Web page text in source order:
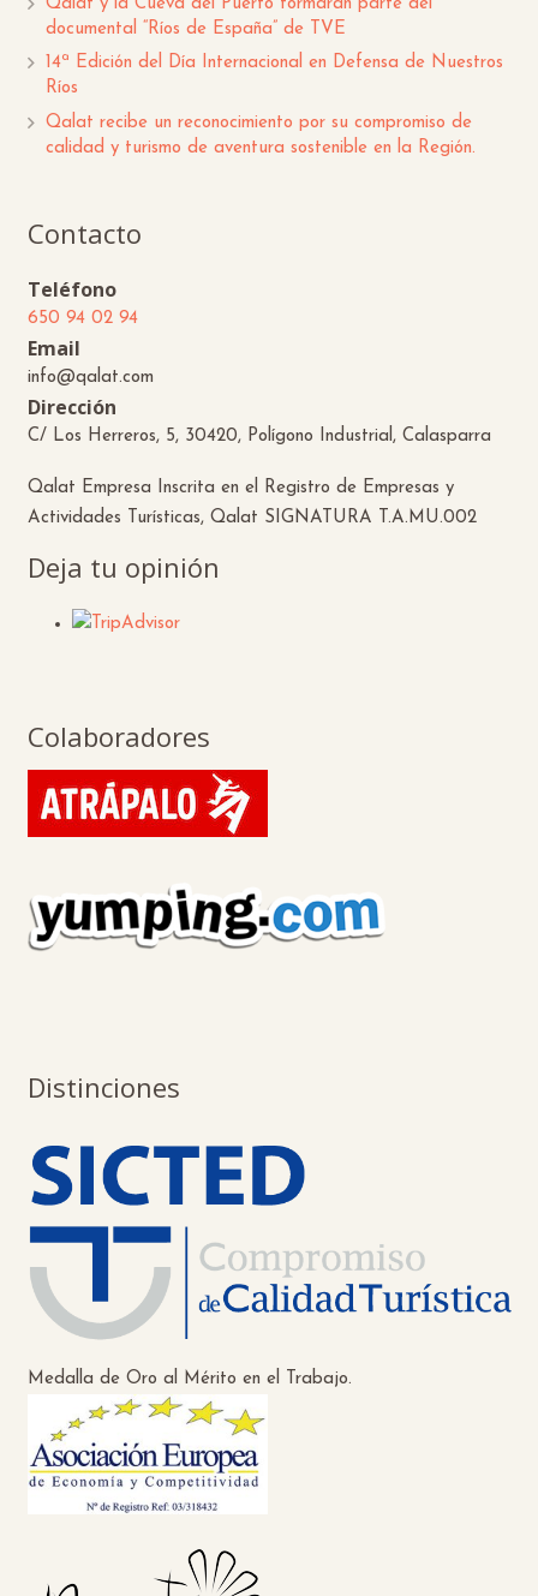
Qalat y la Cueva del Puerto formarán parte del
documental “Ríos de España” de TVE
14ª Edición del Día Internacional en Defensa de Nuestros
Ríos
Qalat recibe un reconocimiento por su compromiso de
calidad y turismo de aventura sostenible en la Región.
Contacto
Teléfono
650 94 02 94
Email
info@qalat.com
Dirección
C/ Los Herreros, 5, 30420, Polígono Industrial, Calasparra
Qalat Empresa Inscrita en el Registro de Empresas y
Actividades Turísticas, Qalat SIGNATURA T.A.MU.002
Deja tu opinión
Colaboradores
Distinciones
Medalla de Oro al Mérito en el Trabajo.